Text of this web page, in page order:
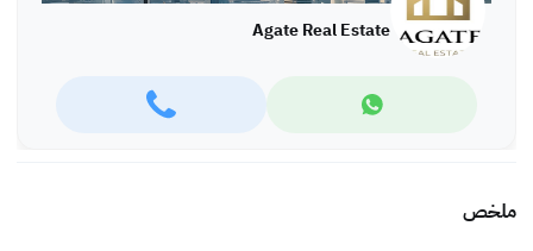
Agate Real Estate
ملخص